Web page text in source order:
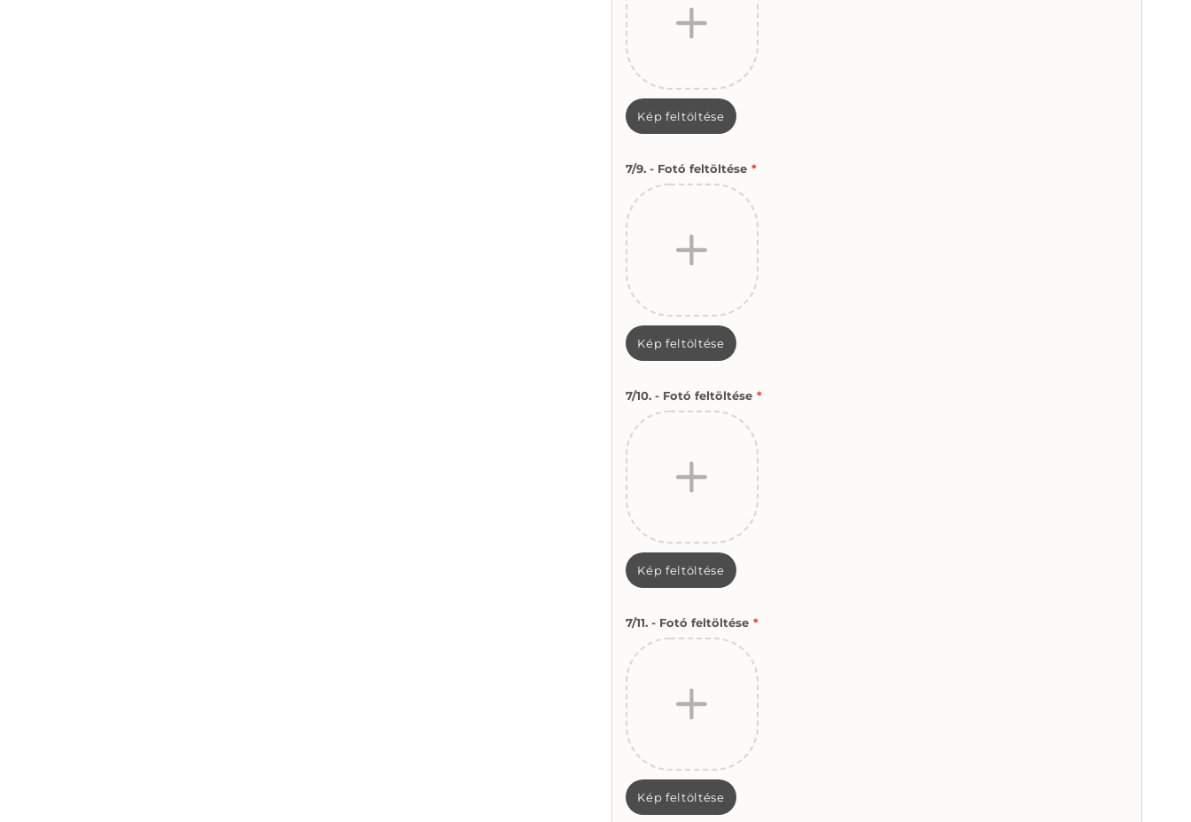
Kép feltöltése
7/9. - Fotó feltöltése *
Kép feltöltése
7/10. - Fotó feltöltése *
Kép feltöltése
7/11. - Fotó feltöltése *
Kép feltöltése